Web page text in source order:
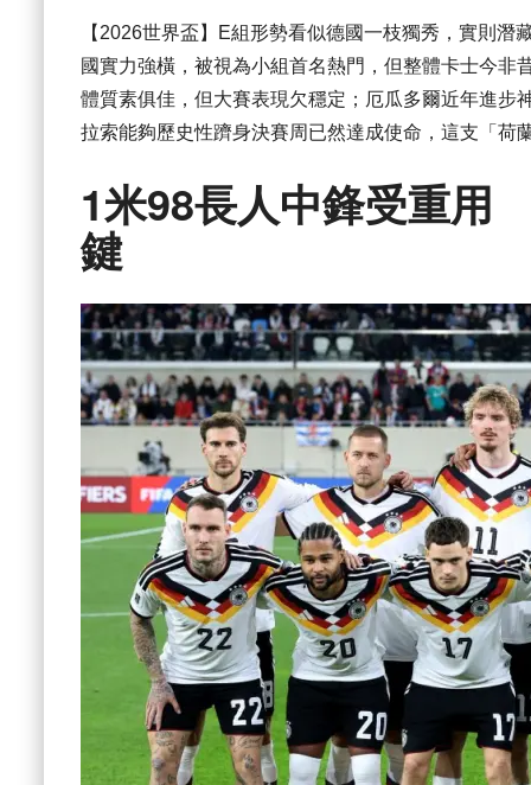
【2026世界盃】E組形勢看似德國一枝獨秀，實則
國實力強橫，被視為小組首名熱門，但整體卡士今
體質素俱佳，但大賽表現欠穩定；厄瓜多爾近年進步
拉索能夠歷史性躋身決賽周已然達成使命，這支「荷
1米98長人中鋒受重用
鍵